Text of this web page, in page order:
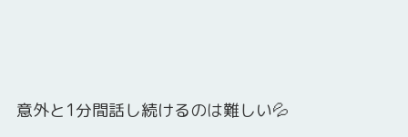
意外と1分間話し続けるのは難しい💦